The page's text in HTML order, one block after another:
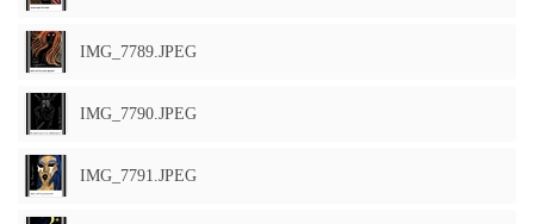
IMG_7789.JPEG
IMG_7790.JPEG
IMG_7791.JPEG